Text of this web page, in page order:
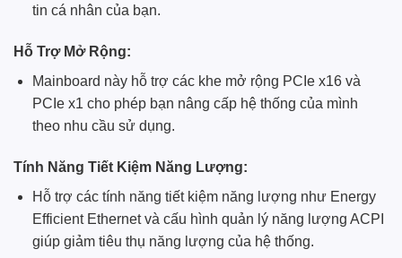
tin cá nhân của bạn.
Hỗ Trợ Mở Rộng:
Mainboard này hỗ trợ các khe mở rộng PCIe x16 và
PCIe x1 cho phép bạn nâng cấp hệ thống của mình
theo nhu cầu sử dụng.
Tính Năng Tiết Kiệm Năng Lượng:
Hỗ trợ các tính năng tiết kiệm năng lượng như Energy
Efficient Ethernet và cấu hình quản lý năng lượng ACPI
giúp giảm tiêu thụ năng lượng của hệ thống.